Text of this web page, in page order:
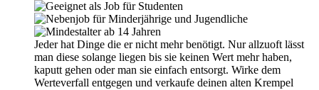
Jeder hat Dinge die er nicht mehr benötigt. Nur allzuoft lässt
man diese solange liegen bis sie keinen Wert mehr haben,
kaputt gehen oder man sie einfach entsorgt. Wirke dem
Werteverfall entgegen und verkaufe deinen alten Krempel